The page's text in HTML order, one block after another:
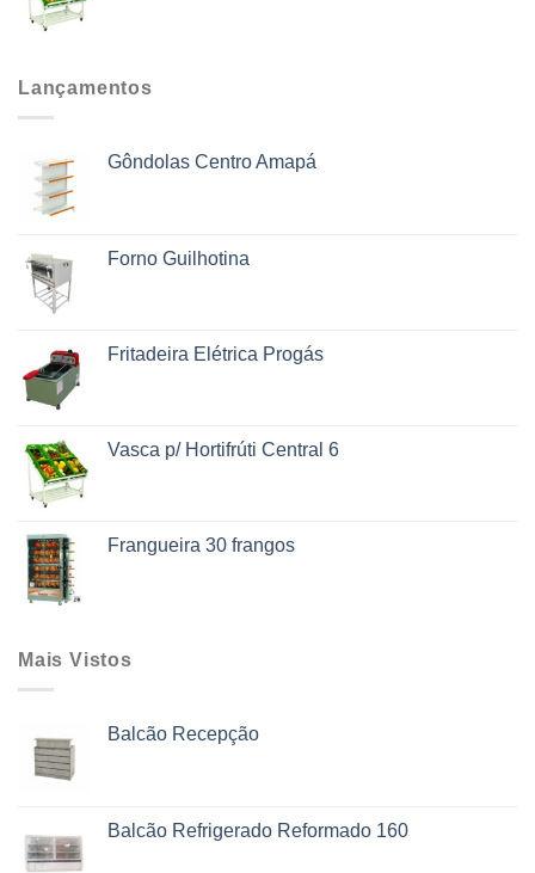
Lançamentos
Gôndolas Centro Amapá
Forno Guilhotina
Fritadeira Elétrica Progás
Vasca p/ Hortifrúti Central 6
Frangueira 30 frangos
Mais Vistos
Balcão Recepção
Balcão Refrigerado Reformado 160